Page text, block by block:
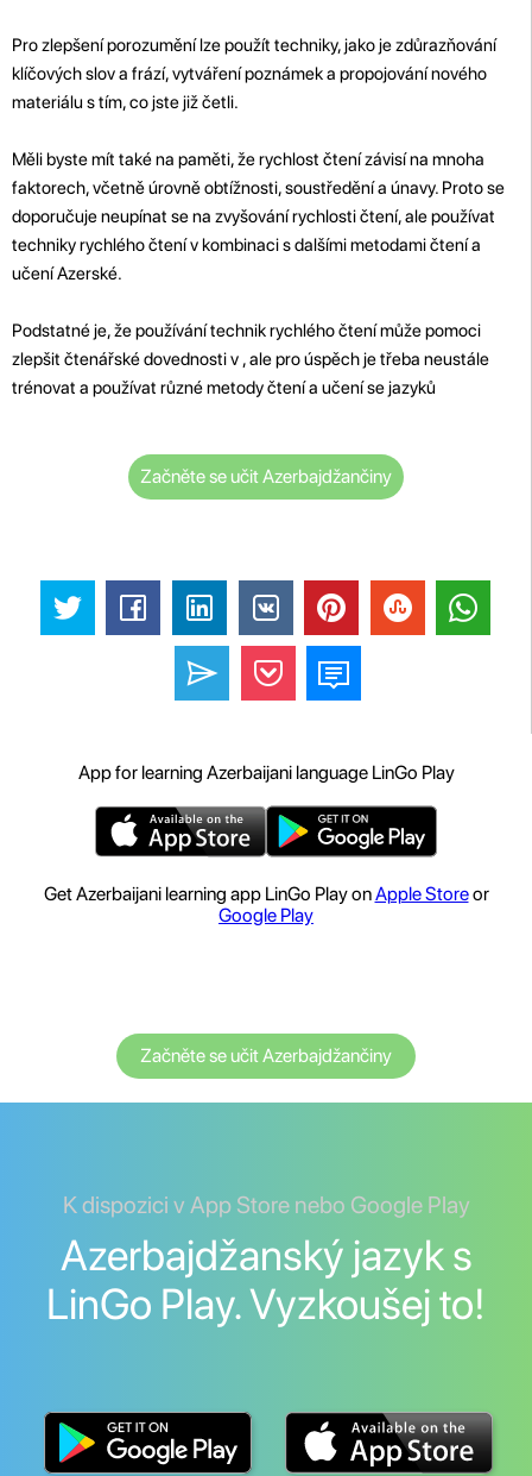
Pro zlepšení porozumění lze použít techniky, jako je zdůrazňování
klíčových slov a frází, vytváření poznámek a propojování nového
materiálu s tím, co jste již četli.
Měli byste mít také na paměti, že rychlost čtení závisí na mnoha
faktorech, včetně úrovně obtížnosti, soustředění a únavy. Proto se
doporučuje neupínat se na zvyšování rychlosti čtení, ale používat
techniky rychlého čtení v kombinaci s dalšími metodami čtení a
učení Azerské.
Podstatné je, že používání technik rychlého čtení může pomoci
zlepšit čtenářské dovednosti v , ale pro úspěch je třeba neustále
trénovat a používat různé metody čtení a učení se jazyků
Začněte se učit Azerbajdžančiny
App for learning Azerbaijani language LinGo Play
Get Azerbaijani learning app LinGo Play onApple Storeor
Google Play
Začněte se učit Azerbajdžančiny
K dispozici v App Store nebo Google Play
Azerbajdžanský jazyk s
LinGo Play. Vyzkoušej to!